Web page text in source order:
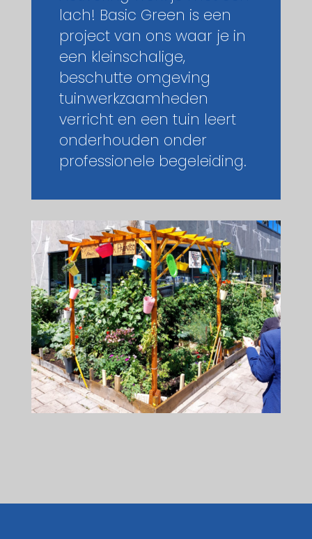
lach! Basic Green is een
project van ons waar je in
een kleinschalige,
beschutte omgeving
tuinwerkzaamheden
verricht en een tuin leert
onderhouden onder
professionele begeleiding.